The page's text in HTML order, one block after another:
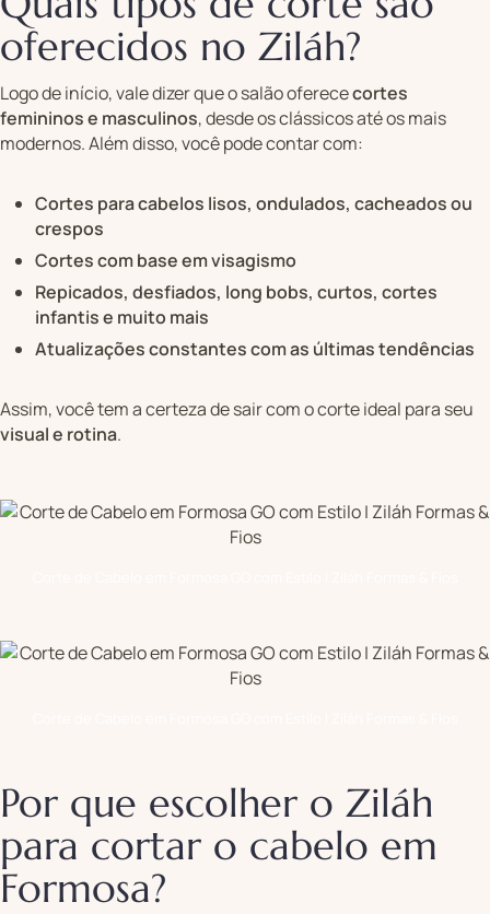
oferecidos no Ziláh?
Logo de início, vale dizer que o salão oferececortes
femininos e masculinos, desde os clássicos até os mais
modernos. Além disso, você pode contar com:
Cortes para cabelos lisos, ondulados, cacheados ou
crespos
Cortes com base em visagismo
Repicados, desfiados, long bobs, curtos, cortes
infantis e muito mais
Atualizações constantes com as últimas tendências
Assim, você tem a certeza de sair com o corte ideal para seu
visual e rotina.
Por que escolher o Ziláh
para cortar o cabelo em
Formosa?